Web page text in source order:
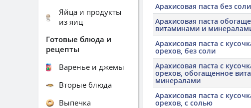
Арахисовая паста без соли
Арахисовая паста
витаминами и
Арахисовая паста с
орехов, без соли
Арахисовая паста с
орехов, обогащенное
минералами
Арахисовая паста с
орехов, с солью
Яйца и продукты
из яиц
Готовые блюда и
рецепты
Варенье и джемы
Вторые блюда
Выпечка